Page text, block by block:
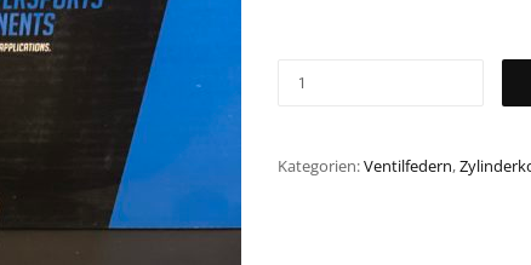
Kategorien:Ventilfedern,